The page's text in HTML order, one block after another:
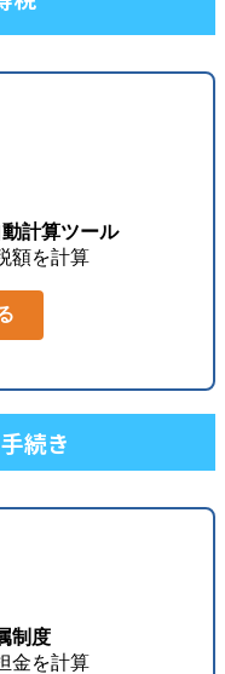
計算ツール
額を計算
続き
制度
金を計算